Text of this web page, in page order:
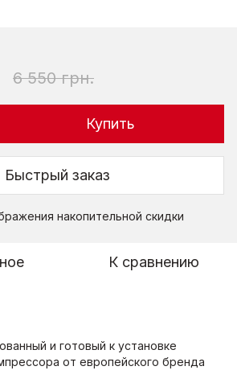
6 550 грн.
Купить
Быстрый заказ
накопительной скидки
К сравнению
и готовый к установке
от европейского бренда